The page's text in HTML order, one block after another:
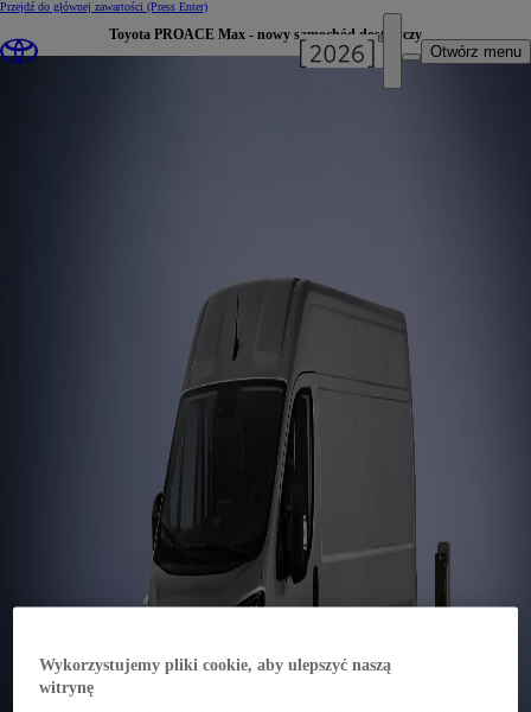
Przejdź do głównej zawartości (Press Enter)
Otwórz menu
Toyota PROACE Max - nowy samochód dostawczy
Wykorzystujemy pliki cookie, aby ulepszyć naszą
witrynę